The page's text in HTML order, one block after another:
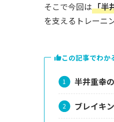
そこで今回は「半
を支えるトレーニ
この記事でわか
半井重幸
ブレイキ